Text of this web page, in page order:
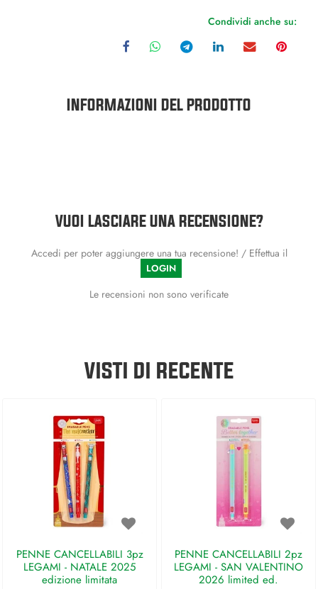
Condividi anche su:
INFORMAZIONI DEL PRODOTTO
VUOI LASCIARE UNA RECENSIONE?
Accedi per poter aggiungere una tua recensione! / Effettua il
LOGIN
Le recensioni non sono verificate
VISTI DI RECENTE
PENNE CANCELLABILI 3pz
LEGAMI - NATALE 2025
edizione limitata
PENNE CANCELLABILI 2pz
LEGAMI - SAN VALENTINO
2026 limited ed.